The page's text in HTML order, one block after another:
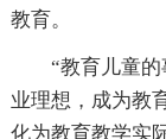
教育。
“教育儿童
业理想，成为教
化为教育教学实